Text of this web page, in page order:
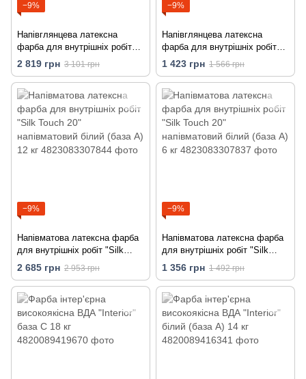
−9%
Напівглянцева латексна
фарба для внутрішніх робіт
"Silk Touch 40" напівглянцевий
білий (база А) 12 кг
2 819 грн 3 101 грн
−9%
Напівглянцева латексна
фарба для внутрішніх робіт
"Silk Touch 40" напівглянцевий
білий (база А) 6 кг
1 423 грн 1 566 грн
−9%
Напівматова латексна фарба
для внутрішніх робіт "Silk
Touch 20" напівматовий білий
(база А) 12 кг
2 685 грн 2 953 грн
−9%
Напівматова латексна фарба
для внутрішніх робіт "Silk
Touch 20" напівматовий білий
(база А) 6 кг
1 356 грн 1 492 грн